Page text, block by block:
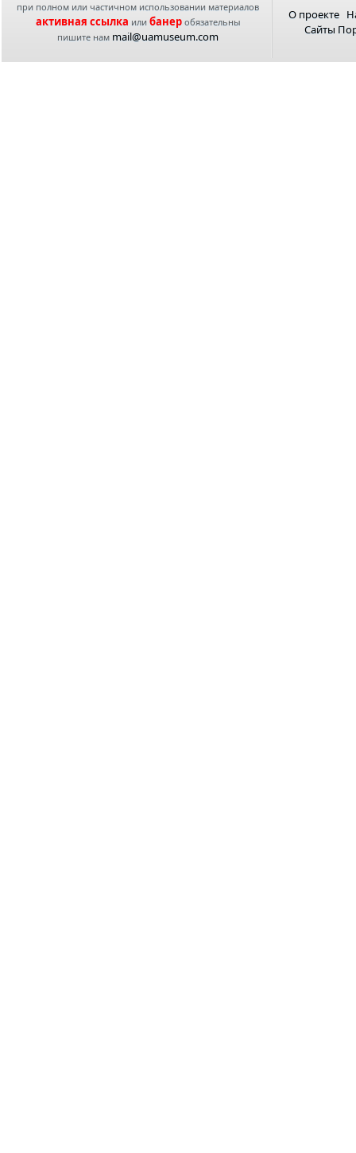
при полном или частичном использовании материалов
активная ссылка или банеробязательны
пишите нам mail@uamuseum.com
О проекте
Сайты